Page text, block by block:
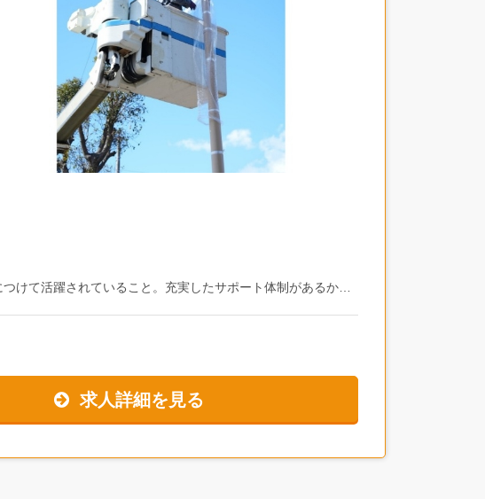
けて活躍されていること。充実したサポート体制があるから
が良いそうで、人間関係の良さが伝わってきます。そんな居
たいという方に、ぜひおすすめしたい企業です。
求人詳細を見る